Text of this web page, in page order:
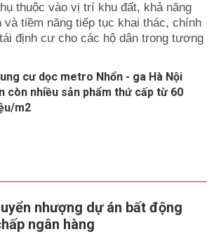
thuộc vào vị trí khu đất, khả năng
và tiềm năng tiếp tục khai thác, chính
định cư cho các hộ dân trong tương
cư dọc metro Nhổn - ga Hà Nội
còn nhiều sản phẩm thứ cấp từ 60
m2
nhượng dự án bất động
ngân hàng